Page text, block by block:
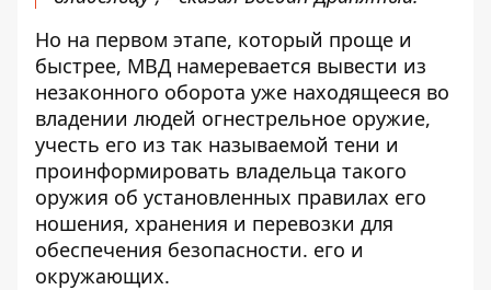
Но на первом этапе, который проще и
быстрее, МВД намеревается вывести из
незаконного оборота уже находящееся во
владении людей огнестрельное оружие,
учесть его из так называемой тени и
проинформировать владельца такого
оружия об установленных правилах его
ношения, хранения и перевозки для
обеспечения безопасности. его и
окружающих.